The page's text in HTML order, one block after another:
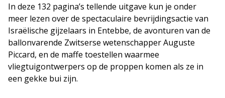
In deze 132 pagina’s tellende uitgave kun je onder
meer lezen over de spectaculaire bevrijdingsactie van
Israëlische gijzelaars in Entebbe, de avonturen van de
ballonvarende Zwitserse wetenschapper Auguste
Piccard, en de maffe toestellen waarmee
vliegtuigontwerpers op de proppen komen als ze in
een gekke bui zijn.